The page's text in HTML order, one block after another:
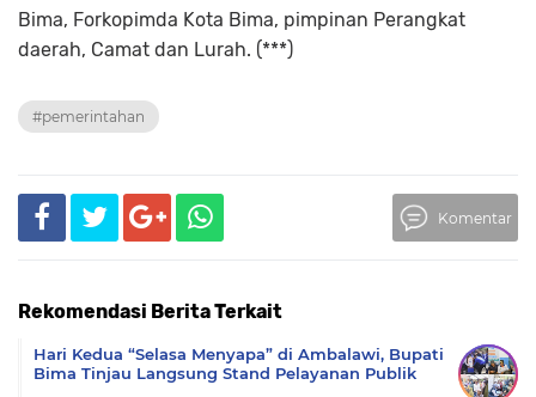
Bima, Forkopimda Kota Bima, pimpinan Perangkat
daerah, Camat dan Lurah. (***)
#pemerintahan
Komentar
Rekomendasi Berita Terkait
Hari Kedua “Selasa Menyapa” di Ambalawi, Bupati
Bima Tinjau Langsung Stand Pelayanan Publik